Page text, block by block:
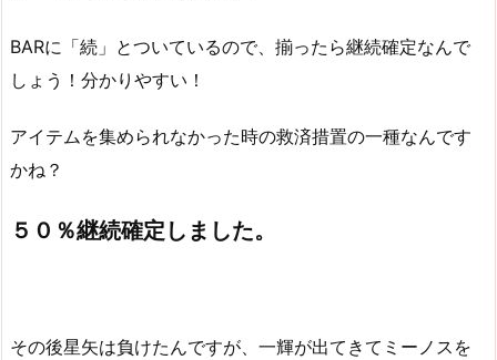
BARに「続」とついているので、揃ったら継続確定なんで
しょう！分かりやすい！
アイテムを集められなかった時の救済措置の一種なんです
かね？
５０％継続確定しました。
その後星矢は負けたんですが、一輝が出てきてミーノスを